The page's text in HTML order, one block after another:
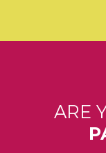
ARE